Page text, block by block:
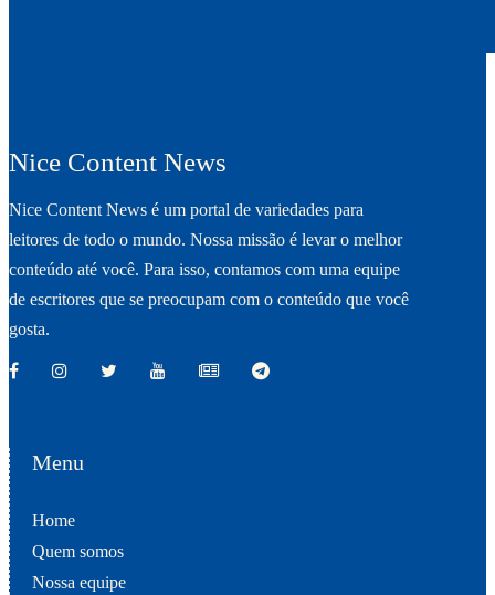
Nice Content News
Nice Content News é um portal de variedades para
leitores de todo o mundo. Nossa missão é levar o melhor
conteúdo até você. Para isso, contamos com uma equipe
de escritores que se preocupam com o conteúdo que você
gosta.
Menu
Home
Quem somos
Nossa equipe